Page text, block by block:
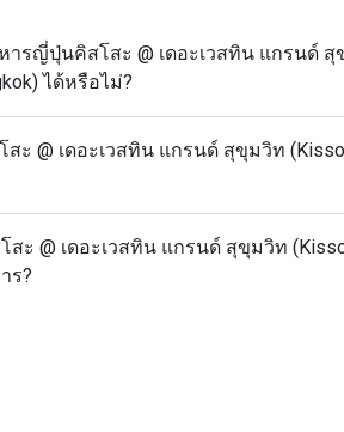
ำหรับการรับประทานอาหารญี่ปุ่นในกรุง
วัน (12:00-14:30 น.)
แบบ A La Carte Weekend แบบไม่จำกั
ปรโมชั่นอื่นๆ ได้
รี! เค้กวันเกิด เมื่อมาฉลองวันเกิดที่ร้านข
อย 24 ชั่วโมง และระบุข้อความ "ฉลองวั
รญี่ปุ่นคิสโสะ @ เดอะเวสทิน แกรนด์ สุ
ได้หรือไม่?
@ เดอะเวสทิน แกรนด์ สุขุมวิท (Kisso
@ เดอะเวสทิน แกรนด์ สุขุมวิท (Kisso
ร?